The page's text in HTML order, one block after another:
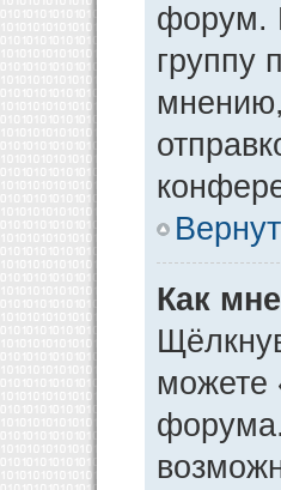
форум.
группу
Как
можете
форума.